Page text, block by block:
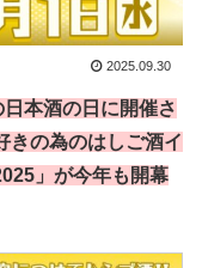
2025.09.30
本酒の日に開催さ
きの為のはしご酒イ
」が今年も開幕